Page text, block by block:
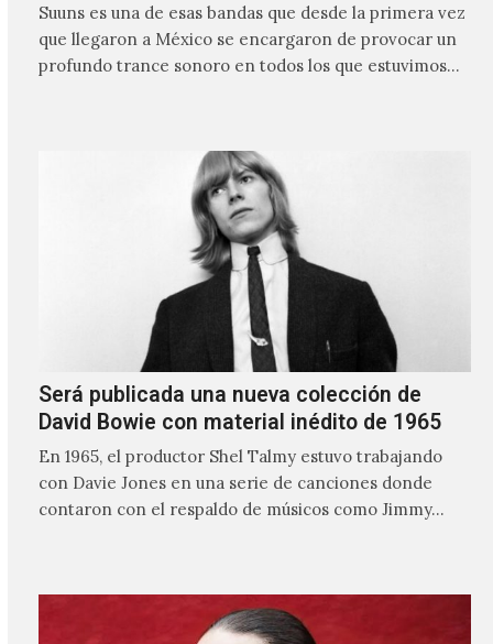
Suuns es una de esas bandas que desde la primera vez
que llegaron a México se encargaron de provocar un
profundo trance sonoro en todos los que estuvimos
Será publicada una nueva colección de
David Bowie con material inédito de 1965
En 1965, el productor Shel Talmy estuvo trabajando
con Davie Jones en una serie de canciones donde
contaron con el respaldo de músicos como Jimmy…